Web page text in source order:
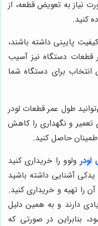
نیاز به تعویض قطعه، از
کنید.
پایینی داشته باشند،
قطعات دستگاه نیز آسیب
انتخاب برای دستگاه شما
طول عمر قطعات لودر
تعمیر و نگهداری را کاهش
حاصل کنید.
لودر ولوو را خریداری کنید
یدکی آشنایی داشته باشید
را تهیه و خریداری کنید.
دارند و به همین دلیل
بنابراین در صورتی که